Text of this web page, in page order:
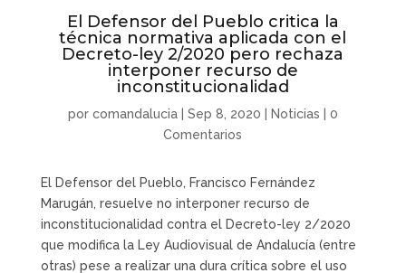
El Defensor del Pueblo critica la
técnica normativa aplicada con el
Decreto-ley 2/2020 pero rechaza
interponer recurso de
inconstitucionalidad
por comandalucia| Sep 8, 2020 Noticias
0
Comentarios
El Defensor del Pueblo, Francisco Fernández
Marugán, resuelve no interponer recurso de
inconstitucionalidad contra el Decreto-ley 2/2020
que modifica la Ley Audiovisual de Andalucía (entre
otras) pese a realizar una dura crítica sobre el uso